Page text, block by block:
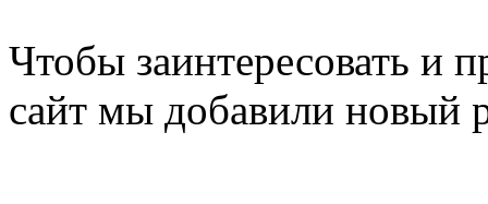
Чтобы заинтересовать и
сайт мы добавили новый